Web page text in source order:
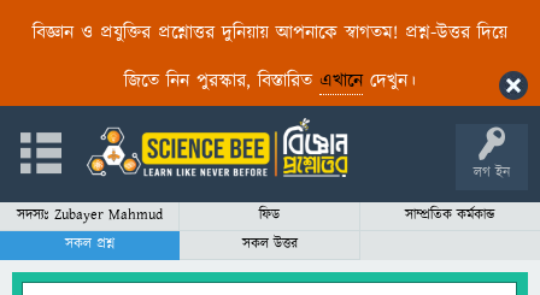
বিজ্ঞান ও প্রযুক্তির প্রশ্নোত্তর দুনিয়ায় আপনাকে স্বাগতম! প্রশ্ন-উত্তর দিয়ে
জিতে নিন পুরস্কার, বিস্তারিত এখানেদেখুন।
লগ ইন
সদস্যঃ Zubayer Mahmud ফিড
সাম্প্রতিক কর্মকান্ড
সকল প্রশ্ন
সকল উত্তর